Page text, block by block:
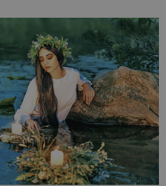
na sukni,“ zhodnotí švadlena
„Ošidili vás, podívejte.“